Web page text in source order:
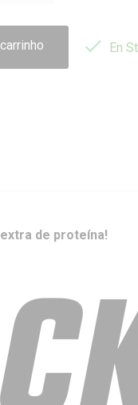
 En
de proteína!